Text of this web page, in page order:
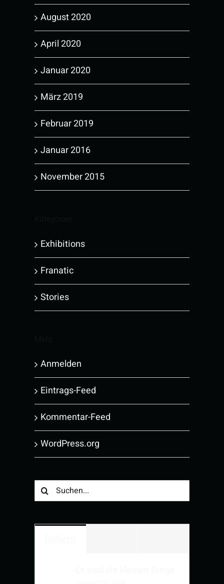
August 2020
April 2020
Januar 2020
März 2019
Februar 2019
Januar 2016
November 2015
Exhibitions
Franatic
Stories
Anmelden
Eintrags-Feed
Kommentar-Feed
WordPress.org
Suche
nach: